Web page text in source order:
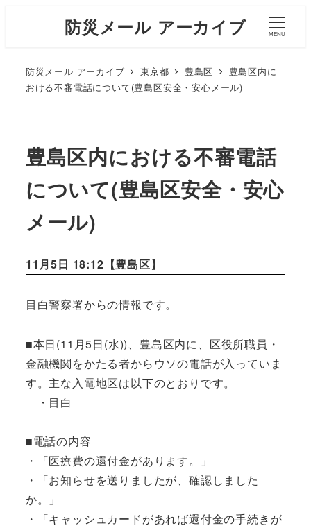
防災メール アーカイブ MENU
防災メール アーカイブ 東京都 豊島区
豊島区内に
おける不審電話について(豊島区安全・安心メール)
豊島区内における不審電話
について(豊島区安全・安心
メール)
11月5日 18:12【豊島区】
目白警察署からの情報です。
■本日(11月5日(水))、豊島区内に、区役所職員・
金融機関をかたる者からウソの電話が入っていま
す。主な入電地区は以下のとおりです。
・目白
■電話の内容
・「医療費の還付金があります。」
・「お知らせを送りましたが、確認しました
か。」
・「キャッシュカードがあれば還付金の手続きが